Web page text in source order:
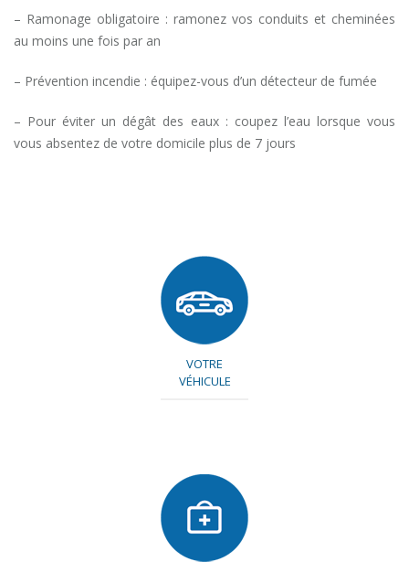
– Ramonage obligatoire : ramonez vos conduits et cheminées
au moins une fois par an
– Prévention incendie : équipez-vous d’un détecteur de fumée
– Pour éviter un dégât des eaux : coupez l’eau lorsque vous
vous absentez de votre domicile plus de 7 jours
VOTRE
VÉHICULE